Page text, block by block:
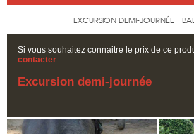
EXCURSION DEMI-JOURNÉE
Si vous souhaitez connaitre le prix de ce
contacter
Excursion demi-journée